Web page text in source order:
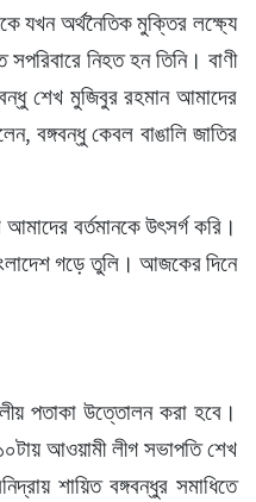
যখন অর্থনৈতিক মুক্তির লক্ষ্যে
নিহত হন তিনি। বাণী
শেখ মুজিবুর রহমান আমাদের
বঙ্গবন্ধু কেবল বাঙালি জাতির
বর্তমানকে উৎসর্গ করি।
গড়ে তুলি। আজকের দিনে
পতাকা উত্তোলন করা হবে।
আওয়ামী লীগ সভাপতি শেখ
শায়িত বঙ্গবন্ধুর সমাধিতে